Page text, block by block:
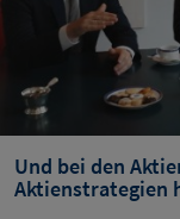
Und bei den
Aktienstrategien